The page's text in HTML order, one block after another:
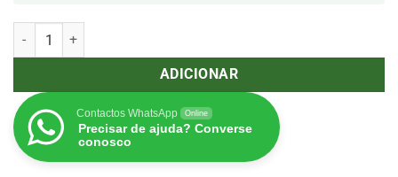
Quantidade de Atami Wilma XXL 20 Vasos 6,5L
ADICIONAR
Contactos WhatsApp Online
Precisar de ajuda? Converse
conosco